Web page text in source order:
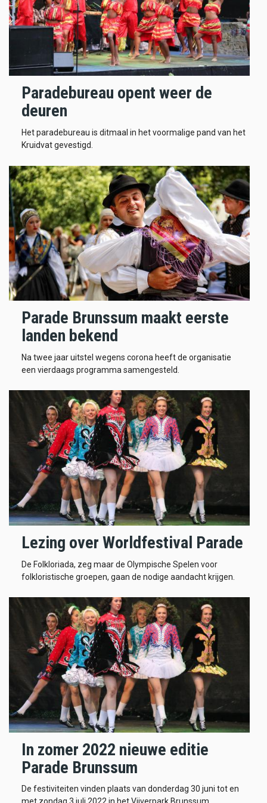
Paradebureau opent weer de
deuren
Het paradebureau is ditmaal in het voormalige pand van het
Kruidvat gevestigd.
Parade Brunssum maakt eerste
landen bekend
Na twee jaar uitstel wegens corona heeft de organisatie
een vierdaags programma samengesteld.
Lezing over Worldfestival Parade
De Folkloriada, zeg maar de Olympische Spelen voor
folkloristische groepen, gaan de nodige aandacht krijgen.
In zomer 2022 nieuwe editie
Parade Brunssum
De festiviteiten vinden plaats van donderdag 30 juni tot en